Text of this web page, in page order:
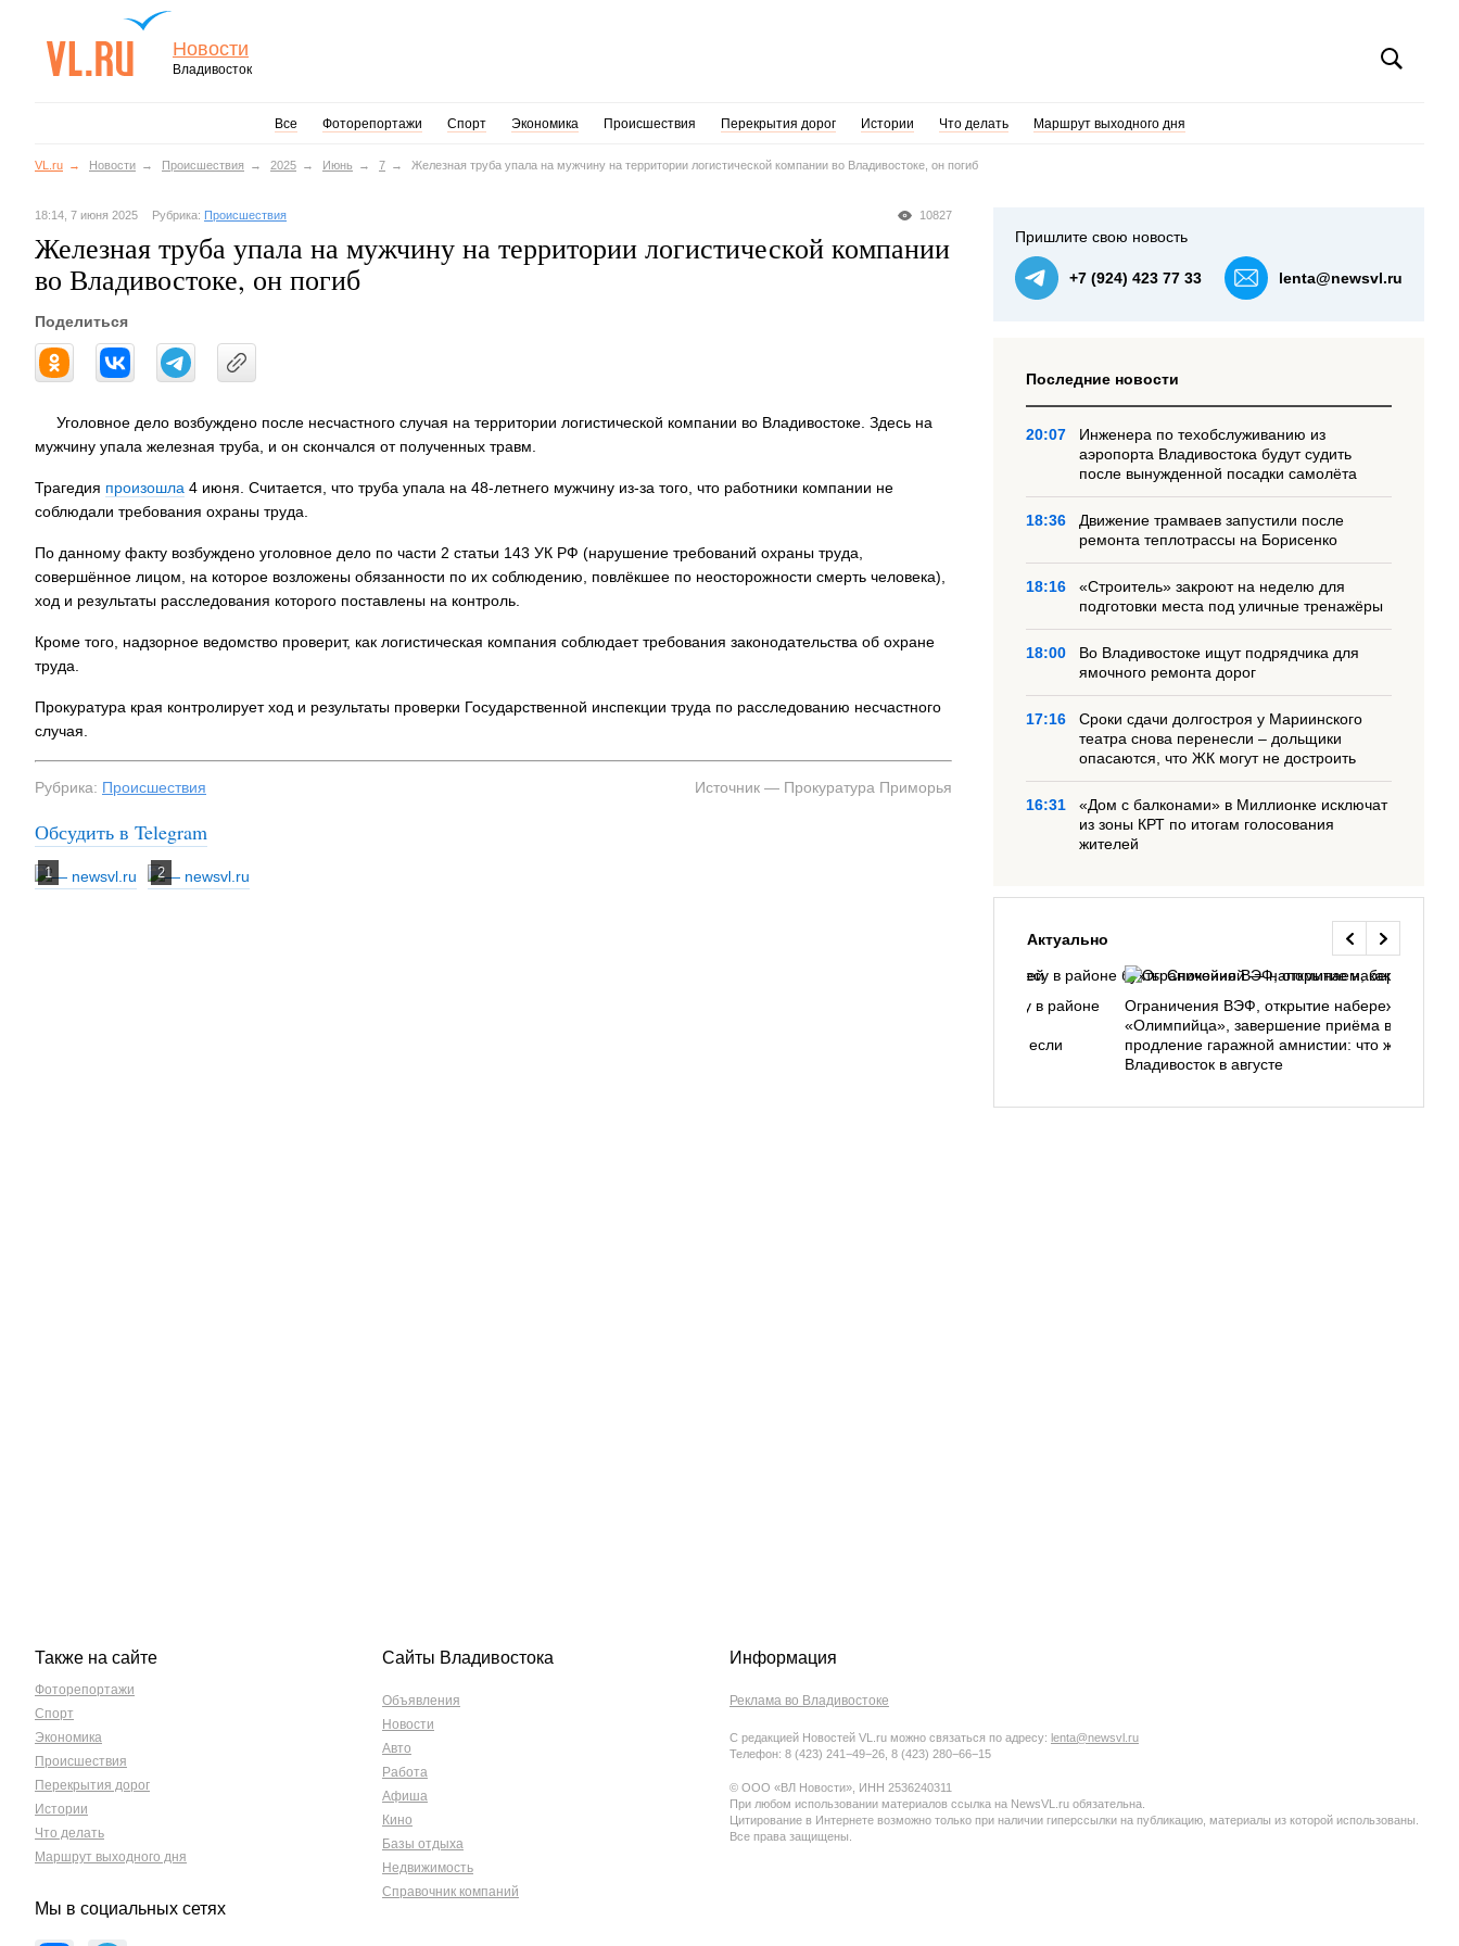
Новости
Владивосток
Все Фоторепортажи Спорт Экономика Происшествия Перекрытия дорог Истории Что делать Маршрут выходного дня
VL.ru Новости Происшествия 2025 Июнь 7 Железная труба упала на мужчину на территории логистической компании во Владивостоке, он погиб
10827
18:14, 7 июня 2025 Рубрика: Происшествия
Железная труба упала на мужчину на территории логистической компании
во Владивостоке, он погиб
Поделиться
Уголовное дело возбуждено после несчастного случая на территории логистической компании во Владивостоке. Здесь на
мужчину упала железная труба, и он скончался от полученных травм.
Трагедия произошла 4 июня. Считается, что труба упала на 48-летнего мужчину из-за того, что работники компании не
соблюдали требования охраны труда.
По данному факту возбуждено уголовное дело по части 2 статьи 143 УК РФ (нарушение требований охраны труда,
совершённое лицом, на которое возложены обязанности по их соблюдению, повлёкшее по неосторожности смерть человека),
ход и результаты расследования которого поставлены на контроль.
Кроме того, надзорное ведомство проверит, как логистическая компания соблюдает требования законодательства об охране
труда.
Прокуратура края контролирует ход и результаты проверки Государственной инспекции труда по расследованию несчастного
случая.
Рубрика: Происшествия Источник — Прокуратура Приморья
Обсудить в Telegram
Пришлите свою новость
+7 (924) 423 77 33 lenta@newsvl.ru
Последние новости
20:07
Инженера по техобслуживанию из
аэропорта Владивостока будут судить
после вынужденной посадки самолёта
18:36
Движение трамваев запустили после
ремонта теплотрассы на Борисенко
18:16
«Строитель» закроют на неделю для
подготовки места под уличные тренажёры
18:00
Во Владивостоке ищут подрядчика для
ямочного ремонта дорог
17:16
Сроки сдачи долгостроя у Мариинского
театра снова перенесли – дольщики
опасаются, что ЖК могут не достроить
16:31
«Дом с балконами» в Миллионке исключат
из зоны КРТ по итогам голосования
жителей
Актуально
Семья с ребёнком заблудилась в лесу в районе
подготовиться к походу, и что делать, если
Ограничения ВЭФ, открытие набережной у
«Олимпийца», завершение приёма в вузы,
продление гаражной амнистии: что ждёт
Владивосток в августе
Также на сайте
Фоторепортажи
Спорт
Экономика
Происшествия
Перекрытия дорог
Истории
Что делать
Маршрут выходного дня
Мы в социальных сетях
Сайты Владивостока
Объявления
Новости
Авто
Работа
Афиша
Кино
Базы отдыха
Недвижимость
Справочник компаний
Информация
Реклама во Владивостоке
С редакцией Новостей VL.ru можно связаться по адресу: lenta@newsvl.ru
Телефон: 8 (423) 241−49−26, 8 (423) 280−66−15
© ООО «ВЛ Новости», ИНН 2536240311
При любом использовании материалов ссылка на NewsVL.ru обязательна.
Цитирование в Интернете возможно только при наличии гиперссылки на публикацию, материалы из которой использованы.
Все права защищены.